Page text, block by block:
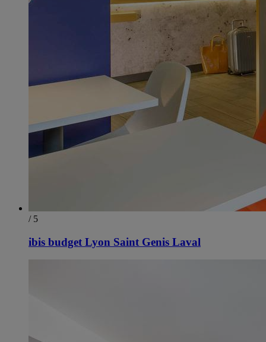
/ 5
ibis budget Lyon Saint Genis Laval